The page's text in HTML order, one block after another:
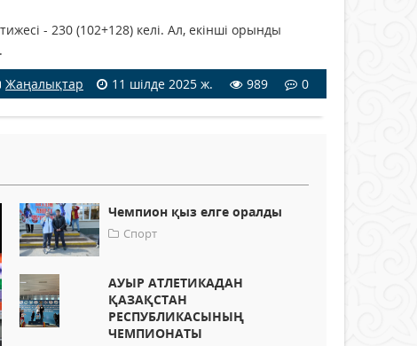
- 230 (102+128) келі. Ал, екінші орынды
Жаңалықтар
11 шілде 2025 ж. 989 0
Чемпион қыз елге оралды
Спорт
АУЫР АТЛЕТИКАДАН
ҚАЗАҚСТАН
РЕСПУБЛИКАСЫНЫҢ
ЧЕМПИОНАТЫ